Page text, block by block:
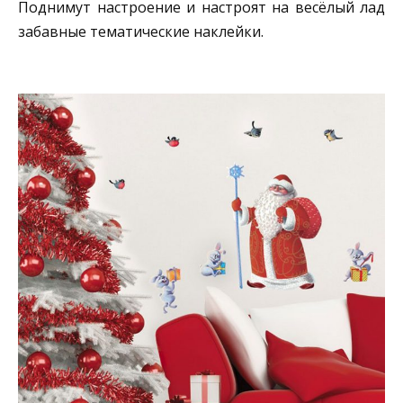
Поднимут настроение и настроят на весёлый лад
забавные тематические наклейки.